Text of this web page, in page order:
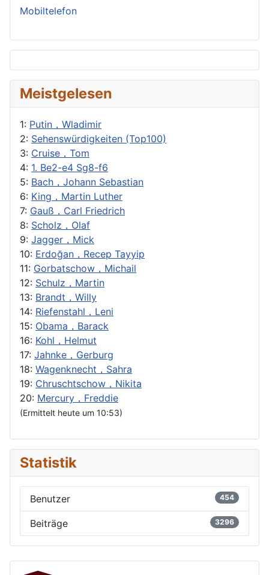
Mobiltelefon
Meistgelesen
1: Putin，Wladimir
2: Sehenswürdigkeiten (Top100)
3: Cruise，Tom
4: 1. Be2-e4 Sg8-f6
5: Bach，Johann Sebastian
6: King，Martin Luther
7: Gauß，Carl Friedrich
8: Scholz，Olaf
9: Jagger，Mick
10: Erdoğan，Recep Tayyip
11: Gorbatschow，Michail
12: Schulz，Martin
13: Brandt，Willy
14: Riefenstahl，Leni
15: Obama，Barack
16: Kohl，Helmut
17: Jahnke，Gerburg
18: Wagenknecht，Sahra
19: Chruschtschow，Nikita
20: Mercury，Freddie
(Ermittelt heute um 10:53)
Statistik
Benutzer 454
Beiträge 3296